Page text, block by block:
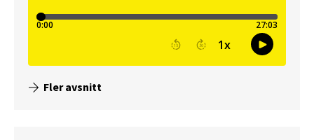
Fler avsnitt